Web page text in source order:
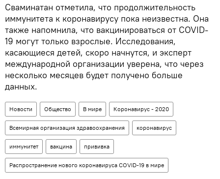
Сваминатан отметила, что продолжительность
иммунитета к коронавирусу пока неизвестна. Она
также напомнила, что вакцинироваться от COVID-
19 могут только взрослые. Исследования,
касающиеся детей, скоро начнутся, и эксперт
международной организации уверена, что через
несколько месяцев будет получено больше
данных.
Новости Общество В мире Коронавирус - 2020
Всемирная организация здравоохранения коронавирус
иммунитет вакцина прививка
Распространение нового коронавируса COVID-19 в мире